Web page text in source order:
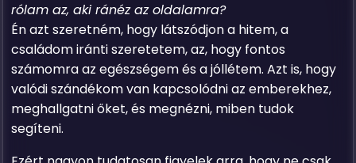
rólam az, aki ránéz az oldalamra?
Én azt szeretném, hogy látszódjon a hitem, a
családom iránti szeretetem, az, hogy fontos
számomra az egészségem és a jóllétem. Azt is, hogy
valódi szándékom van kapcsolódni az emberekhez,
meghallgatni őket, és megnézni, miben tudok
segíteni.